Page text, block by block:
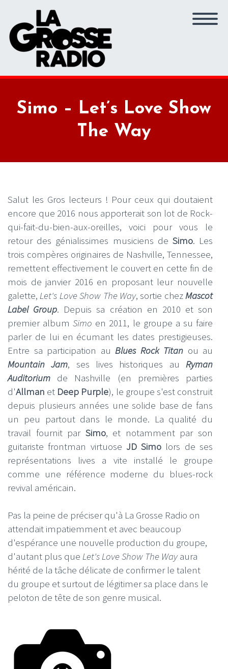
Simo – Let’s Love Show
The Way
Salut les Gros lecteurs ! Pour ceux qui doutaient
encore que 2016 nous apporterait son lot de Rock-
qui-fait-du-bien-aux-oreilles, voici pour vous le
retour des génialissimes musiciens de Simo. Les
trois compères originaires de Nashville, Tennessee,
remettent effectivement le couvert en cette fin de
mois de janvier 2016 en proposant leur nouvelle
galette,Let's Love Show The Way, sortie chezMascot
Label Group. Depuis sa création en 2010 et son
premier albumSimo en 2011, le groupe a su faire
parler de lui en écumant les dates prestigieuses.
Entre sa participation au Blues Rock Titan ou au
Mountain Jam, ses lives historiques auRyman
Auditorium de Nashville (en premières parties
d'Allman et Deep Purple), le groupe s'est construit
depuis plusieurs années une solide base de fans
un peu partout dans le monde. La qualité du
travail fournit par Simo, et notamment par son
guitariste frontman virtuose JD Simo lors de ses
représentations lives a vite installé le groupe
comme une référence moderne du blues-rock
revival américain.
Pas la peine de préciser qu'à La Grosse Radio on
attendait impatiemment et avec beaucoup
d'espérance une nouvelle production du groupe,
d'autant plus que Let's Love Show The Wayaura
hérité de la tâche délicate de confirmer le talent
du groupe et surtout de légitimer sa place dans le
peloton de tête de son genre musical.